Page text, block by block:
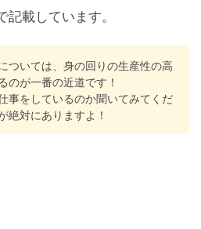
記載しています。
ついては、身の回りの生産性の高
のが一番の近道です！
事をしているのか聞いてみてくだ
絶対にありますよ！